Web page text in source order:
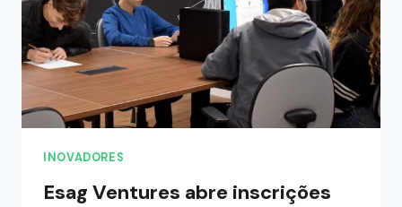
INOVADORES
Esag Ventures abre inscrições